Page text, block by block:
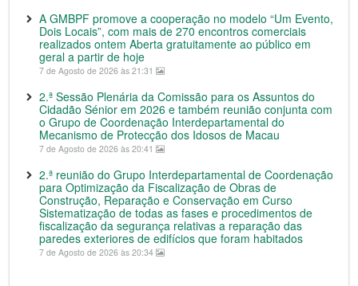
A GMBPF promove a cooperação no modelo “Um Evento,
Dois Locais”, com mais de 270 encontros comerciais
realizados ontem Aberta gratuitamente ao público em
geral a partir de hoje
7 de Agosto de 2026 às 21:31
2.ª Sessão Plenária da Comissão para os Assuntos do
Cidadão Sénior em 2026 e também reunião conjunta com
o Grupo de Coordenação Interdepartamental do
Mecanismo de Protecção dos Idosos de Macau
7 de Agosto de 2026 às 20:41
2.ª reunião do Grupo Interdepartamental de Coordenação
para Optimização da Fiscalização de Obras de
Construção, Reparação e Conservação em Curso
Sistematização de todas as fases e procedimentos de
fiscalização da segurança relativas a reparação das
paredes exteriores de edifícios que foram habitados
7 de Agosto de 2026 às 20:34